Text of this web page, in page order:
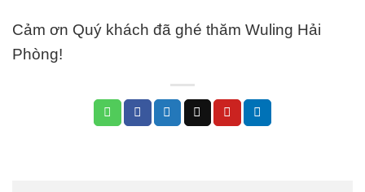
Cảm ơn Quý khách đã ghé thăm Wuling Hải
Phòng!